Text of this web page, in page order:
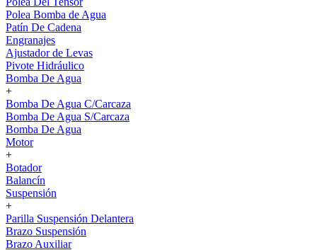
Polea Bomba de Agua
Patín De Cadena
Engranajes
Ajustador de Levas
Pivote Hidráulico
Bomba De Agua
+
Bomba De Agua C/Carcaza
Bomba De Agua S/Carcaza
Bomba De Agua
Motor
+
Botador
Balancín
Suspensión
+
Parilla Suspensión Delantera
Brazo Suspensión
Brazo Auxiliar